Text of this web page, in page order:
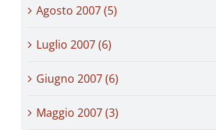
Agosto 2007 (5)
Luglio 2007 (6)
Giugno 2007 (6)
Maggio 2007 (3)